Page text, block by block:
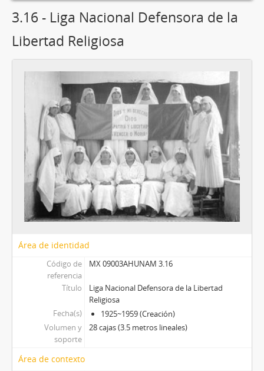
3.16 - Liga Nacional Defensora de la
Libertad Religiosa
Área de identidad
Código de
referencia
MX 09003AHUNAM 3.16
Título
Liga Nacional Defensora de la Libertad
Religiosa
Fecha(s)
1925~1959 (Creación)
Volumen y
soporte
28 cajas (3.5 metros lineales)
Área de contexto